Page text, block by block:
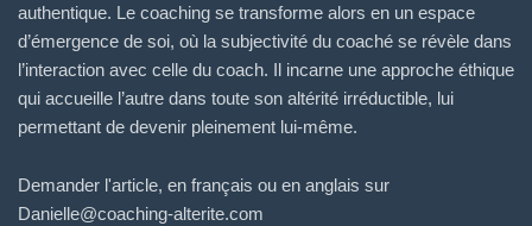
authentique. Le coaching se transforme alors en un espace
d’émergence de soi, où la subjectivité du coaché se révèle dans
l’interaction avec celle du coach. Il incarne une approche éthique
qui accueille l’autre dans toute son altérité irréductible, lui
permettant de devenir pleinement lui-même.
Demander l'article, en français ou en anglais sur
Danielle@coaching-alterite.com